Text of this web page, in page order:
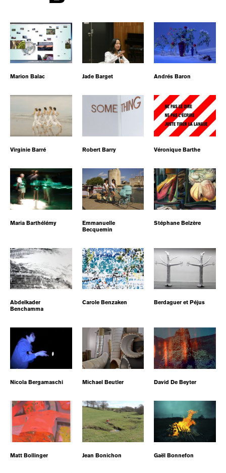
Marion Balac Jade Barget Andrés Baron
Virginie Barré Robert Barry Véronique Barthe
Maria Barthélémy
Emmanuelle
Becquemin
Stéphane Belzère
Abdelkader
Benchamma
Carole Benzaken Berdaguer et Péjus
Nicola Bergamaschi Michael Beutler David De Beyter
Matt Bollinger Jean Bonichon Gaël Bonnefon